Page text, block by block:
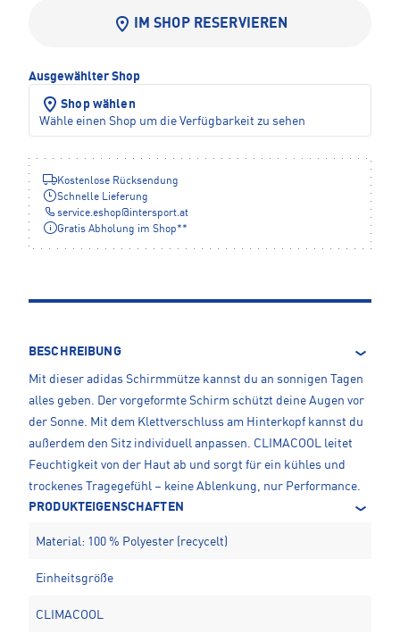
IM SHOP RESERVIEREN
Ausgewählter Shop
Shop wählen
Wähle einen Shop um die Verfügbarkeit zu sehen
Kostenlose Rücksendung
Schnelle Lieferung
service.eshop@intersport.at
Gratis Abholung im Shop**
BESCHREIBUNG
Mit dieser adidas Schirmmütze kannst du an sonnigen Tagen
alles geben. Der vorgeformte Schirm schützt deine Augen vor
der Sonne. Mit dem Klettverschluss am Hinterkopf kannst du
außerdem den Sitz individuell anpassen. CLIMACOOL leitet
Feuchtigkeit von der Haut ab und sorgt für ein kühles und
trockenes Tragegefühl – keine Ablenkung, nur Performance.
PRODUKTEIGENSCHAFTEN
Material: 100 % Polyester (recycelt)
Einheitsgröße
CLIMACOOL